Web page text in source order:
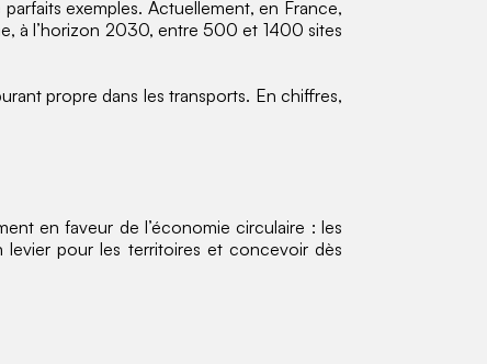
exemples. Actuellement, en France,
à l’horizon 2030, entre 500 et 1400 sites
propre dans les transports. En chiffres,
en faveur de l’économie circulaire : les
levier pour les territoires et concevoir dès